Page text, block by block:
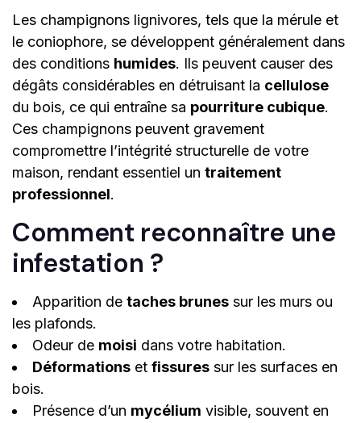
Les champignons lignivores, tels que la mérule et
le coniophore, se développent généralement dans
des conditions humides. Ils peuvent causer des
dégâts considérables en détruisant la cellulose
du bois, ce qui entraîne sa pourriture cubique.
Ces champignons peuvent gravement
compromettre l’intégrité structurelle de votre
maison, rendant essentiel un traitement
professionnel.
Comment reconnaître une
infestation ?
Apparition de taches brunes sur les murs ou
les plafonds.
Odeur de moisi dans votre habitation.
Déformations et fissures sur les surfaces en
bois.
Présence d’un mycélium visible, souvent en